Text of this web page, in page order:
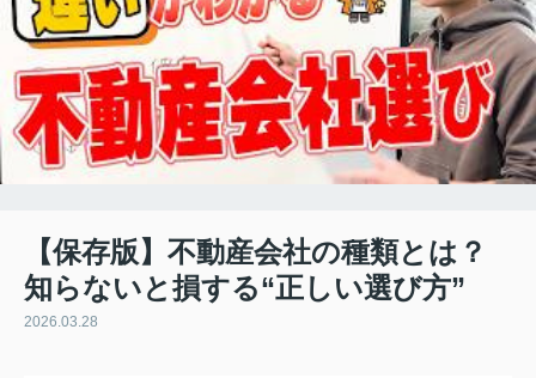
【保存版】不動産会社の種類とは？
知らないと損する“正しい選び方”
2026.03.28